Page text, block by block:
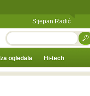
Stjepan Radić
TRAŽI
Iza ogledala Hi-tech